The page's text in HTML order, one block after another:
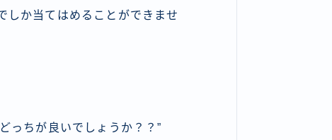
しか当てはめることができませ
っちが良いでしょうか？？”